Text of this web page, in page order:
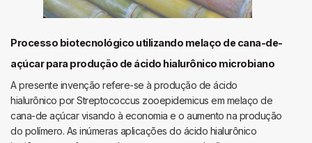
submersas
suporte
partir
de
hidrolisado
ácido
Processo biotecnológico utilizando melaço de cana-de-
açúcar para produção de ácido hialurônico microbiano
A presente invenção refere-se à produção de ácido
hialurônico por Streptococcus zooepidemicus em melaço de
cana-de açúcar visando à economia e o aumento na produção
do polímero. As inúmeras aplicações do ácido hialurônico